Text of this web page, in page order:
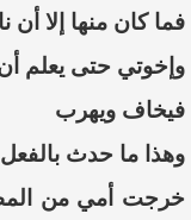
فما كان منها إلا
وإخوتي حتى يعلم
فيخاف ويهرب
وهذا ما حدث
خرجت أمي من